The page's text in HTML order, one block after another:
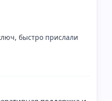
быстро прислали